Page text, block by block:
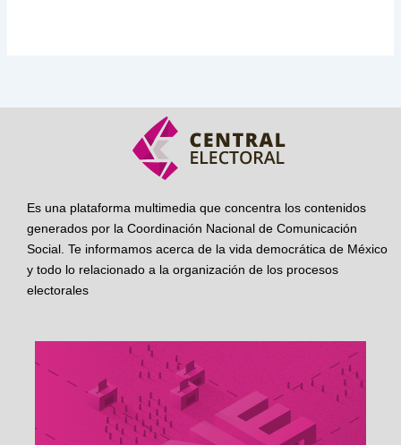
Es una plataforma multimedia que concentra los contenidos
generados por la Coordinación Nacional de Comunicación
Social. Te informamos acerca de la vida democrática de México
y todo lo relacionado a la organización de los procesos
electorales